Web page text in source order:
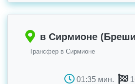
в Сирмионе
Трансфер в Сирмионе
01:35 мин.